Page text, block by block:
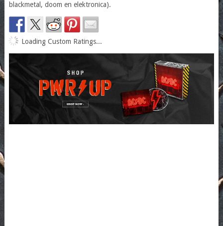
blackmetal, doom en elektronica).
Loading Custom Ratings...